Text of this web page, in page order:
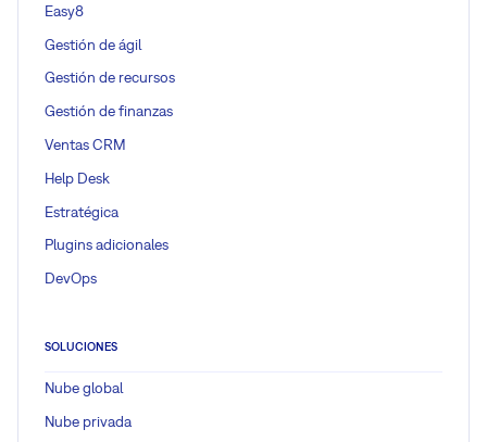
Easy8
Gestión de ágil
Gestión de recursos
Gestión de finanzas
Ventas CRM
Help Desk
Estratégica
Plugins adicionales
DevOps
SOLUCIONES
Nube global
Nube privada